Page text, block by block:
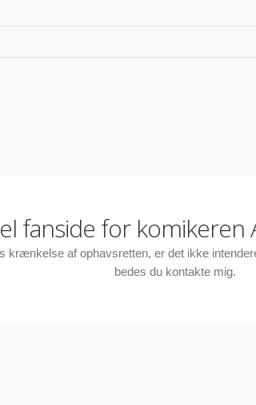
fanside for
krænkelse af ophavsretten, er det ikke
bedes du kontakte mig.